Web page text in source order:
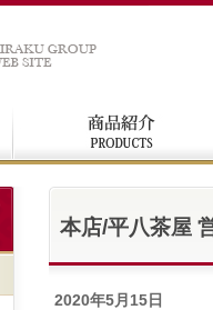
本店/平八茶屋
2020年5月15日